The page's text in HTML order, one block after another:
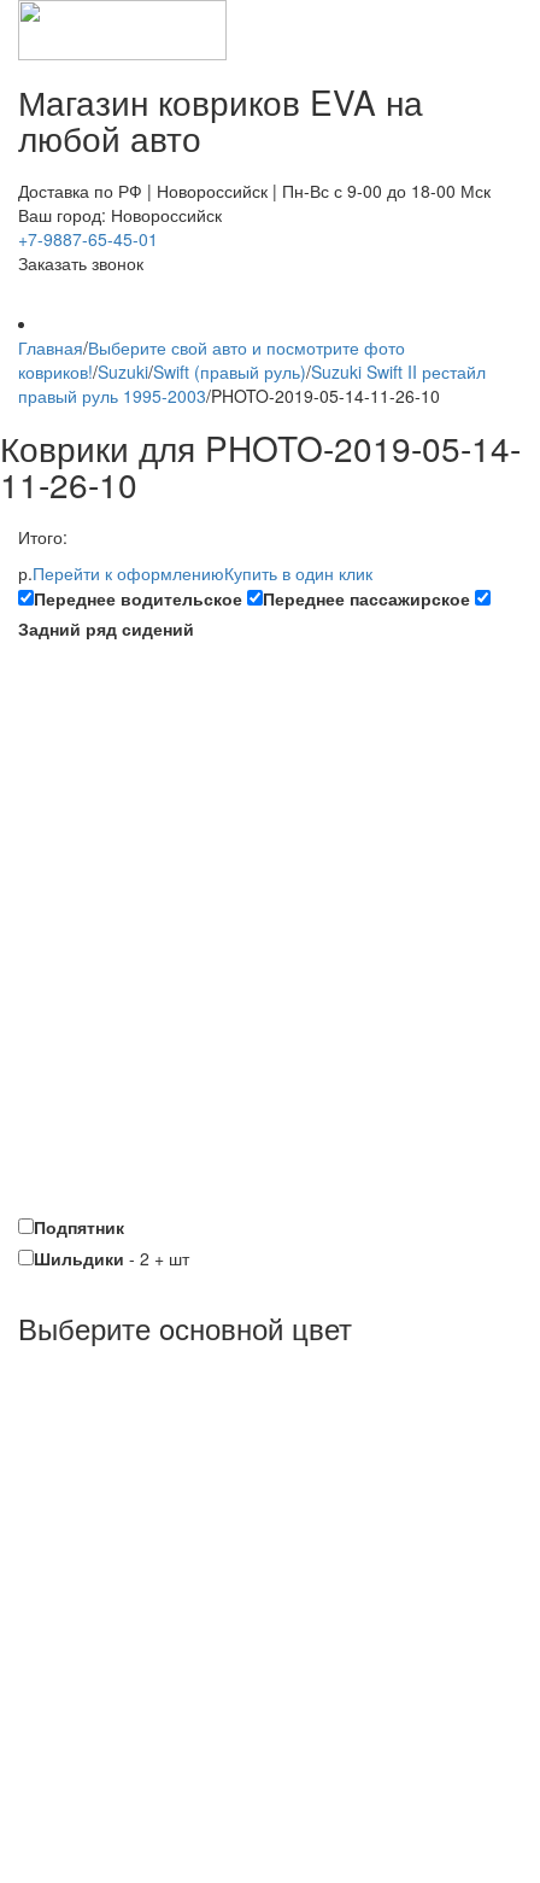
Магазин ковриков EVA ​на
любой авто
Доставка по РФ | Новороссийск | Пн-Вс с 9-00 до 18-00 Мск
Ваш город: Новороссийск
+7-9887-65-45-01
Заказать звонок
Главная/Выберите свой авто и посмотрите фото
ковриков!/Suzuki/Swift (правый руль)/Suzuki Swift II рестайл
правый руль 1995-2003/PHOTO-2019-05-14-11-26-10
Коврики для PHOTO-2019-05-14-
11-26-10
Итого:
р.Перейти к оформлениюКупить в один клик
Переднее водительское
Переднее пассажирское
Задний ряд сидений
Подпятник
Шильдики - 2 + шт
Выберите oсновной цвет